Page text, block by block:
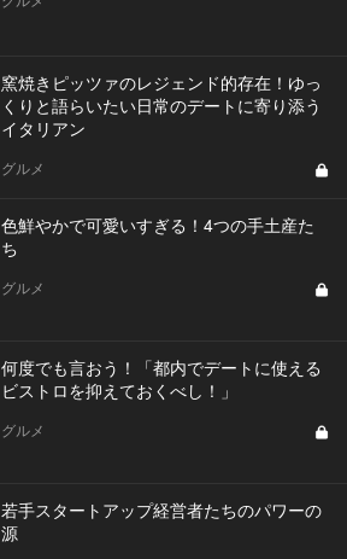
窯焼きピッツァのレジェンド的存在！ゆっ
くりと語らいたい日常のデートに寄り添う
イタリアン
グルメ
色鮮やかで可愛いすぎる！4つの手土産た
ち
グルメ
何度でも言おう！「都内でデートに使える
ビストロを抑えておくべし！」
グルメ
若手スタートアップ経営者たちのパワーの
源